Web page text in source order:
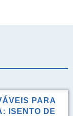
PARA
ISENTO DE